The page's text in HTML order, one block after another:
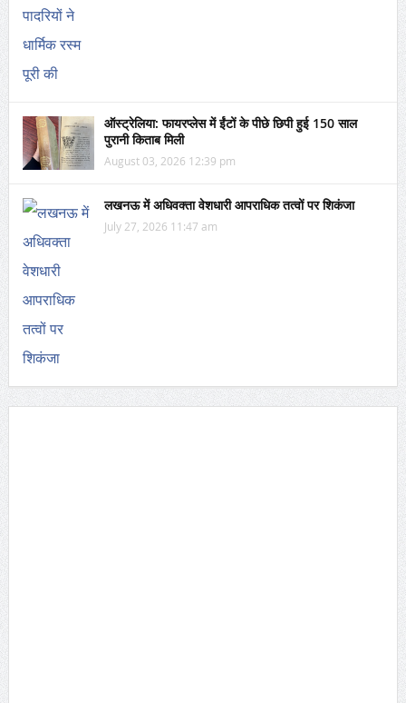
ऑस्ट्रेलिया: फायरप्लेस में ईंटों के पीछे छिपी हुई 150 साल
पुरानी किताब मिली
August 03, 2026 12:39 pm
लखनऊ में अधिवक्ता वेशधारी आपराधिक तत्वों पर शिकंजा
July 27, 2026 11:47 am